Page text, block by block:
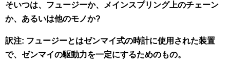
そいつは、フュージーか、メインスプリング上のチェーン
か、あるいは他のモノか?
訳注: フュージーとはゼンマイ式の時計に使用された装置
で、ゼンマイの駆動力を一定にするためのもの。